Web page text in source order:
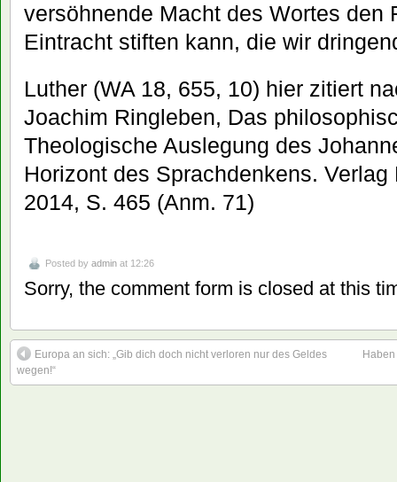
versöhnende Macht des Wortes den
Eintracht stiften kann, die wir
Luther (WA 18, 655, 10) hier zitiert
Joachim Ringleben, Das
Theologische Auslegung des
Horizont des Sprachdenkens.
2014, S. 465 (Anm. 71)
Posted by admin at 12:26
Sorry, the comment form is closed at this
Europa an sich: „Gib dich doch nicht verloren nur des Geldes
wegen!“